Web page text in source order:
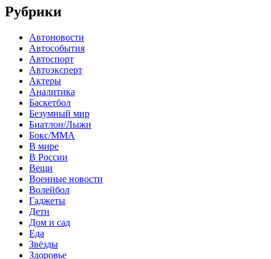
Рубрики
Автоновости
Автособытия
Автоспорт
Автоэксперт
Актеры
Аналитика
Баскетбол
Безумный мир
Биатлон/Лыжи
Бокс/MMA
В мире
В России
Вещи
Военные новости
Волейбол
Гаджеты
Дети
Дом и сад
Еда
Звёзды
Здоровье